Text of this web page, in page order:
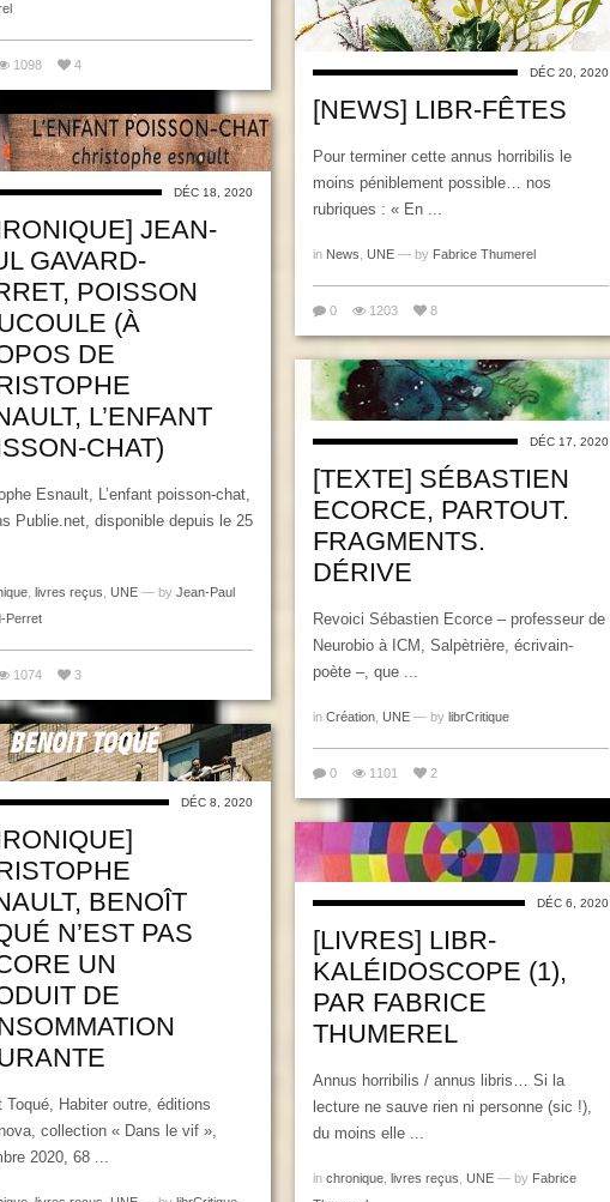
1098 4
DÉC 20, 2020
[NEWS] LIBR-FÊTES
Pour terminer cette annus horribilis le
moins péniblement possible… nos
rubriques : « En ...
in News UNE — by Fabrice Thumerel
0 1203 8
DÉC 18, 2020
JEAN-
GAVARD-
POISSON
(À
DE
L’ENFANT
CHAT)
Esnault, L’enfant poisson-chat,
Publie.net, disponible depuis le 25
livres reçus UNE — by Jean-Paul
Perret
1074 3
DÉC 17, 2020
[TEXTE] SÉBASTIEN
ECORCE, PARTOUT.
FRAGMENTS.
DÉRIVE
Revoici Sébastien Ecorce – professeur de
Neurobio à ICM, Salpètrière, écrivain-
poète –, que ...
in Création UNE — by librCritique
0 1101 2
DÉC 8, 2020
BENOÎT
N’EST PAS
UN
DE
Toqué, Habiter outre, éditions
collection « Dans le vif »,
2020, 68 ...
DÉC 6, 2020
[LIVRES] LIBR-
KALÉIDOSCOPE (1),
PAR FABRICE
THUMEREL
Annus horribilis / annus libris… Si la
lecture ne sauve rien ni personne (sic !),
du moins elle ...
in chronique livres reçus UNE — by Fabrice